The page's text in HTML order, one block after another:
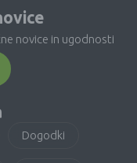
novice in ugodnosti
Dogodki